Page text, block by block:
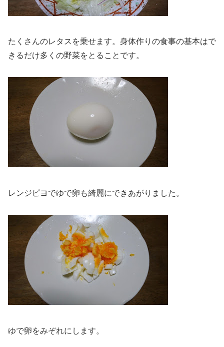
たくさんのレタスを乗せます。身体作りの食事の基本はで
きるだけ多くの野菜をとることです。
レンジピヨでゆで卵も綺麗にできあがりました。
ゆで卵をみぞれにします。